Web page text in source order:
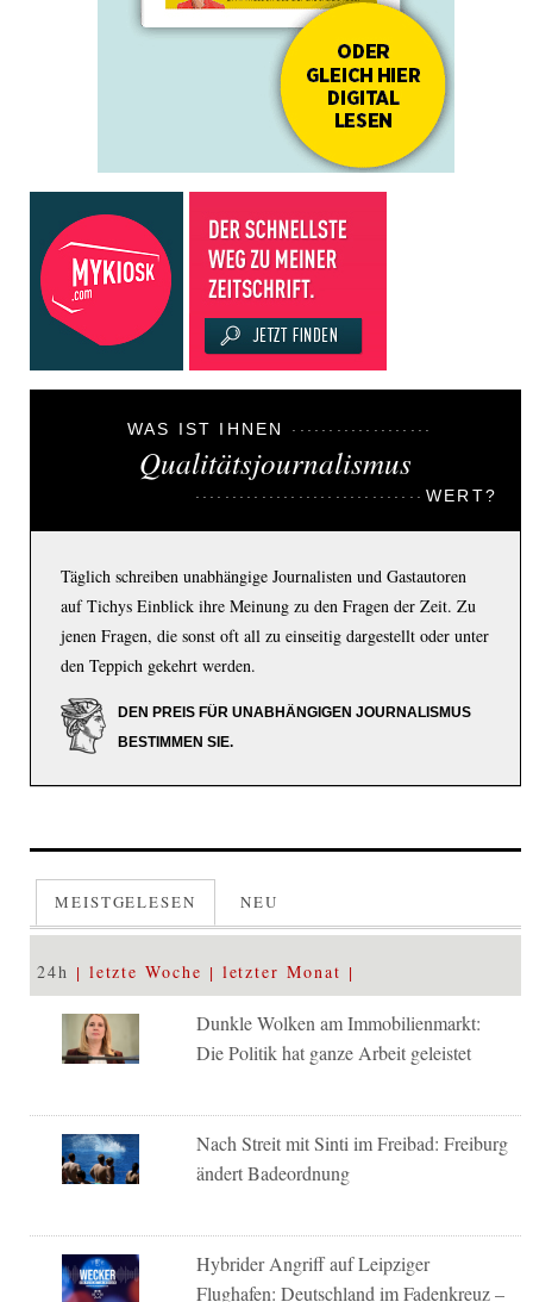
WAS IST IHNEN
Qualitätsjournalismus
WERT?
Täglich schreiben unabhängige Journalisten und Gastautoren
auf Tichys Einblick ihre Meinung zu den Fragen der Zeit. Zu
jenen Fragen, die sonst oft all zu einseitig dargestellt oder unter
den Teppich gekehrt werden.
DEN PREIS FÜR UNABHÄNGIGEN JOURNALISMUS
BESTIMMEN SIE.
MEISTGELESEN NEU
24h letzte Woche letzter Monat
Dunkle Wolken am Immobilienmarkt:
Die Politik hat ganze Arbeit geleistet
Nach Streit mit Sinti im Freibad: Freiburg
ändert Badeordnung
Hybrider Angriff auf Leipziger
Flughafen: Deutschland im Fadenkreuz –